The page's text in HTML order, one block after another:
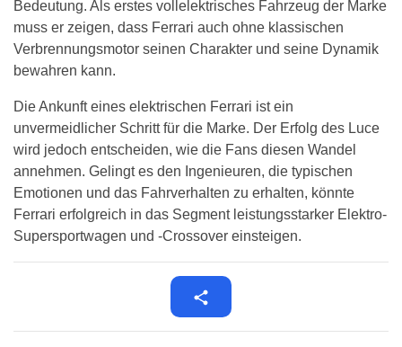
Bedeutung. Als erstes vollelektrisches Fahrzeug der Marke
muss er zeigen, dass Ferrari auch ohne klassischen
Verbrennungsmotor seinen Charakter und seine Dynamik
bewahren kann.
Die Ankunft eines elektrischen Ferrari ist ein
unvermeidlicher Schritt für die Marke. Der Erfolg des Luce
wird jedoch entscheiden, wie die Fans diesen Wandel
annehmen. Gelingt es den Ingenieuren, die typischen
Emotionen und das Fahrverhalten zu erhalten, könnte
Ferrari erfolgreich in das Segment leistungsstarker Elektro-
Supersportwagen und -Crossover einsteigen.